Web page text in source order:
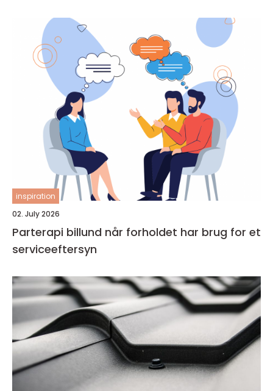
inspiration
02. July 2026
Parterapi billund når forholdet har brug for et
serviceeftersyn